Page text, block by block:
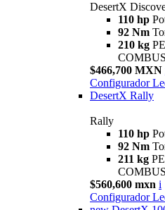
DesertX
110 hp
92 Nm
210 kg
$466,700 MXN
Configurador
DesertX Rally
Rally
110 hp
92 Nm
211 kg
$560,600 mxn i
Configurador